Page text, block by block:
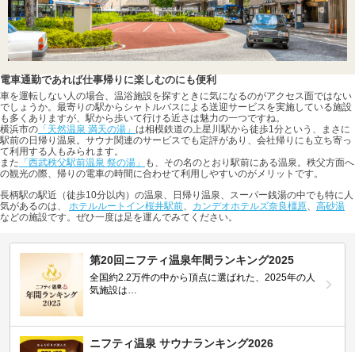
電車通勤であれば仕事帰りに楽しむのにも便利
車を運転しない人の場合、温浴施設を探すときに気になるのがアクセス面ではない
でしょうか。最寄りの駅からシャトルバスによる送迎サービスを実施している施設
も多くありますが、駅から歩いて行ける近さは魅力の一つですね。
横浜市の 「天然温泉 満天の湯」 は相模鉄道の上星川駅から徒歩1分という、まさに
駅前の日帰り温泉。サウナ関連のサービスでも定評があり、会社帰りにも立ち寄っ
て利用する人もみられます。
また 「西武秩父駅前温泉 祭の湯」
も、その名のとおり駅前にある温泉。秩父方面へ
の観光の際、帰りの電車の時間に合わせて利用しやすいのがメリットです。
長柄駅の駅近（徒歩10分以内）の温泉、日帰り温泉、スーパー銭湯の中でも特に人
気があるのは、 ホテルルートイン桜井駅前、 カンデオホテルズ奈良橿原、 高砂湯
などの施設です。ぜひ一度は足を運んでみてください。
第20回ニフティ温泉年間ランキング2025
全国約2.2万件の中から頂点に選ばれた、2025年の人
気施設は…
ニフティ温泉 サウナランキング2026